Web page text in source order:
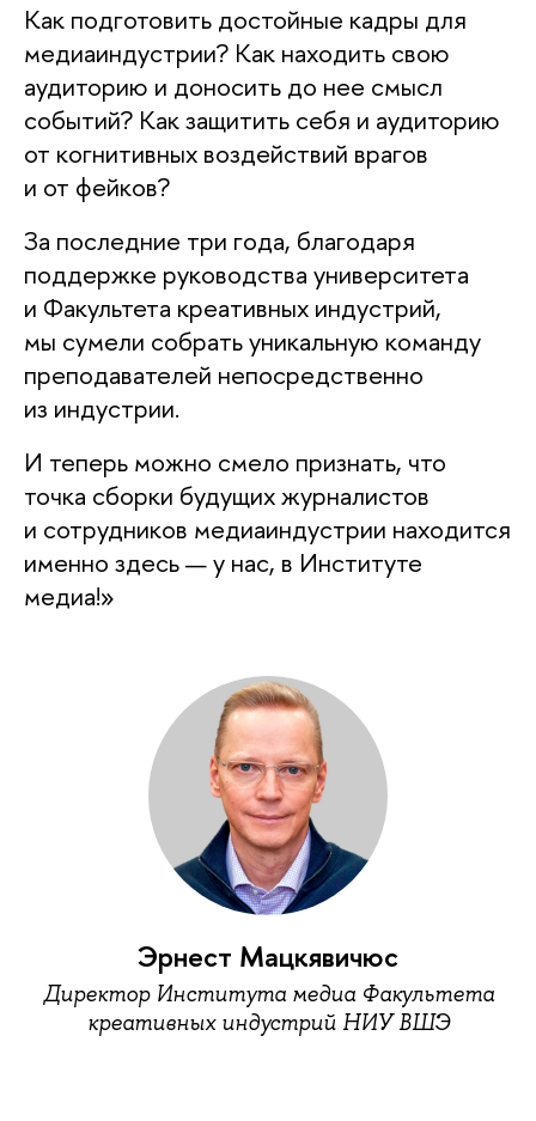
Как подготовить достойные кадры для
медиаиндустрии? Как находить свою
аудиторию и доносить до нее смысл
событий? Как защитить себя и аудиторию
от когнитивных воздействий враго
и от фейков?
За последние три года, благодаря
поддержке руководства университета
и Факультета креативных индустрий,
мы сумели собрать уникальную команду
преподавателей непосредственно
из индустрии.
И теперь можно смело признать, что
точка сборки будущих журналисто
и сотрудников медиаиндустрии находится
именно здесь — у нас, в Институте
медиа!»
Эрнест Мацкявичюс
Директор Института медиа Факультета
креативных индустрий НИУ ВШЭ